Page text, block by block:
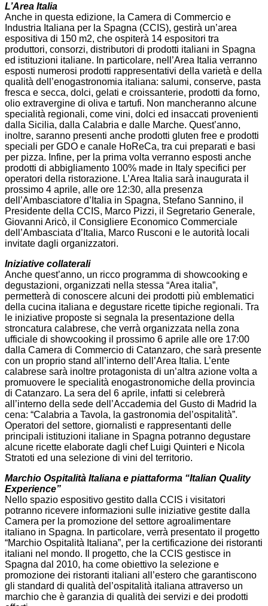
L’Area Italia
Anche in questa edizione, la Camera di Commercio e
Industria Italiana per la Spagna (CCIS), gestirà un’area
espositiva di 150 m2, che ospiterà 14 espositori tra
produttori, consorzi, distributori di prodotti italiani in Spagna
ed istituzioni italiane. In particolare, nell’Area Italia verranno
esposti numerosi prodotti rappresentativi della varietà e della
qualità dell’enogastronomia italiana: salumi, conserve, pasta
fresca e secca, dolci, gelati e croissanterie, prodotti da forno,
olio extravergine di oliva e tartufi. Non mancheranno alcune
specialità regionali, come vini, dolci ed insaccati provenienti
dalla Sicilia, dalla Calabria e dalle Marche. Quest’anno,
inoltre, saranno presenti anche prodotti gluten free e prodotti
speciali per GDO e canale HoReCa, tra cui preparati e basi
per pizza. Infine, per la prima volta verranno esposti anche
prodotti di abbigliamento 100% made in Italy specifici per
operatori della ristorazione. L’Area Italia sarà inaugurata il
prossimo 4 aprile, alle ore 12:30, alla presenza
dell’Ambasciatore d’Italia in Spagna, Stefano Sannino, il
Presidente della CCIS, Marco Pizzi, il Segretario Generale,
Giovanni Aricò, il Consigliere Economico Commerciale
dell’Ambasciata d’Italia, Marco Rusconi e le autorità locali
invitate dagli organizzatori.
Iniziative collaterali
Anche quest’anno, un ricco programma di showcooking e
degustazioni, organizzati nella stessa “Area italia”,
permetterà di conoscere alcuni dei prodotti più emblematici
della cucina italiana e degustare ricette tipiche regionali. Tra
le iniziative proposte si segnala la presentazione della
stroncatura calabrese, che verrà organizzata nella zona
ufficiale di showcooking il prossimo 6 aprile alle ore 17:00
dalla Camera di Commercio di Catanzaro, che sarà presente
con un proprio stand all’interno dell’Area Italia. L’ente
calabrese sarà inoltre protagonista di un’altra azione volta a
promuovere le specialità enogastronomiche della provincia
di Catanzaro. La sera del 6 aprile, infatti si celebrerà
all’interno della sede dell’Accademia del Gusto di Madrid la
cena: “Calabria a Tavola, la gastronomia del’ospitalità”.
Operatori del settore, giornalisti e rappresentanti delle
principali istituzioni italiane in Spagna potranno degustare
alcune ricette elaborate dagli chef Luigi Quinteri e Nicola
Stratoti ed una selezione di vini del territorio.
Marchio Ospitalità Italiana e piattaforma “Italian Quality
Experience”
Nello spazio espositivo gestito dalla CCIS i visitatori
potranno ricevere informazioni sulle iniziative gestite dalla
Camera per la promozione del settore agroalimentare
italiano in Spagna. In particolare, verrà presentato il progetto
“Marchio Ospitalità Italiana”, per la certificazione dei ristoranti
italiani nel mondo. Il progetto, che la CCIS gestisce in
Spagna dal 2010, ha come obiettivo la selezione e
promozione dei ristoranti italiani all’estero che garantiscono
gli standard di qualità del’ospitalità italiana attraverso un
marchio che è garanzia di qualità dei servizi e dei prodotti